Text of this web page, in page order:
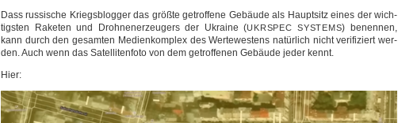
Dass rus­si­sche Kriegs­blog­ger das größ­te getrof­fe­ne Gebäu­de als Haupt­sitz eines der wich­
tigs­ten Rake­ten und Droh­nen­er­zeu­gers der Ukrai­ne (UKRSPEC SYSTEMS) benen­nen,
kann durch den gesam­ten Medi­en­kom­plex des Wer­te­wes­tens natür­lich nicht veri­fi­ziert wer­
den. Auch wenn das Satel­li­ten­fo­to von dem getrof­fe­nen Gebäu­de jeder kennt.
Hier: